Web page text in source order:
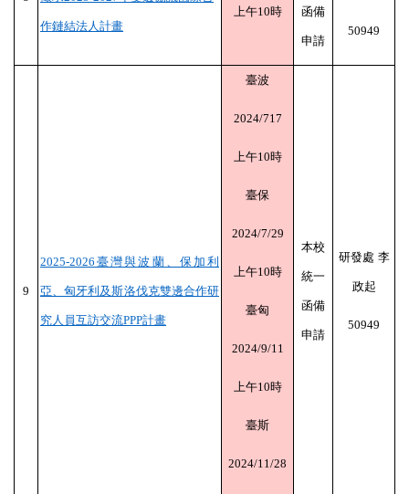
作鏈結法人計畫
上午10時 函備
申請
50949
9
2025-2026 臺灣與波蘭、保加利
亞、匈牙利及斯洛伐克雙邊合作研
究人員互訪交流PPP計畫
臺波
2024/717
上午10時
臺保
2024/7/29
上午10時
臺匈
2024/9/11
上午10時
臺斯
2024/11/28
本校
統一
函備
申請
研發處 李
政起
50949